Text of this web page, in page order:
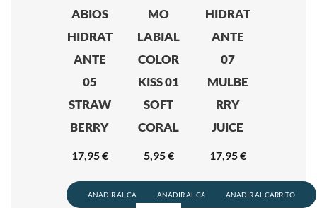
ABIOS
HIDRAT
ANTE
05
STRAW
BERRY
17,95€
AÑADIR AL CARRITO
MO
LABIAL
COLOR
KISS 01
SOFT
CORAL
5,95€
AÑADIR AL CARRITO
HIDRAT
ANTE
07
MULBE
RRY
JUICE
17,95€
AÑADIR AL CARRITO